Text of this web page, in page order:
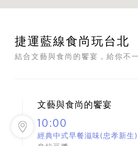
捷運藍線食尚玩台北
結合文藝與食尚的饗宴，給你不
文藝與食尚的饗宴
10:00
經典中式早餐滋味(忠孝新生)